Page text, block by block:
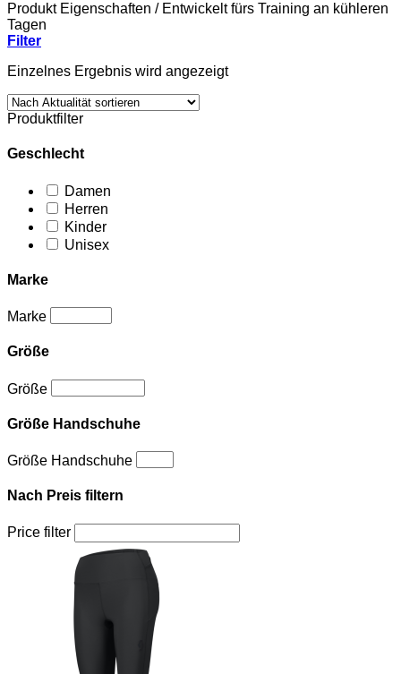
Produkt Eigenschaften /Entwickelt fürs Training an kühleren
Tagen
Filter
Einzelnes Ergebnis wird angezeigt
Produktfilter
Geschlecht
Damen
Herren
Kinder
Unisex
Marke
Marke
Größe
Größe
Größe Handschuhe
Größe Handschuhe
Nach Preis filtern
Price filter